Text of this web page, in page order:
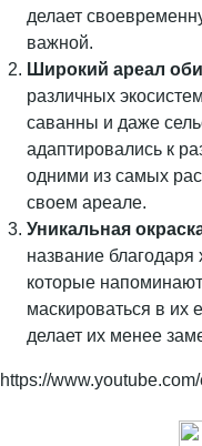
делает
важной.
Широкий ареал
различных
саванны и даже
адаптировались к
одними из самых
своем ареале.
Уникальная
название
которые
маскироваться в их
делает их менее
https://